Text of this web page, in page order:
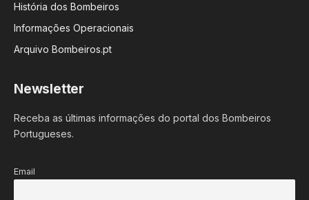
História dos Bombeiros
Informações Operacionais
Arquivo Bombeiros.pt
Newsletter
Receba as últimas informações do portal dos Bombeiros
Portugueses.
Email